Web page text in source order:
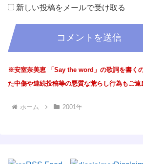
新しい投稿をメールで受け取る
※安室奈美恵 「Say the word」の歌詞を書く
た中傷や連続投稿等の悪質な荒らし行為もご遠
ホーム 2001年